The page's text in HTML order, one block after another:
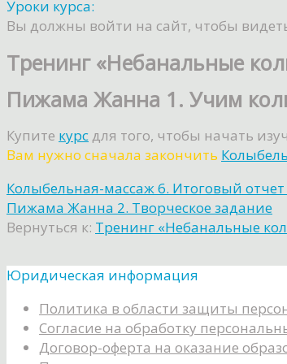
Уроки курса:
Вы должны войти на сайт, чтобы
Тренинг «Небанальные
Пижама Жанна 1. Учим
Купите курс для того, чтобы начать
Вам нужно сначала закончить
Колыбельная-массаж 6. Итоговый
Пижама Жанна 2. Творческое задание
Вернуться к: Тренинг «Небанальные
Юридическая информация
Политика в области защиты
Согласие на обработку
Договор-оферта на оказание